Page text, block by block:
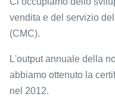
vendita e del servizio
(CMC).
L'output annuale della
abbiamo ottenuto la
nel 2012.